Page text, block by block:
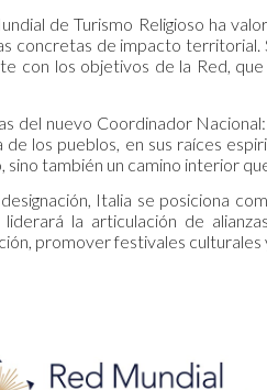
de Turismo Religioso ha
concretas de impacto territorial.
con los objetivos de la Red,
del nuevo Coordinador
de los pueblos, en sus raíces
sino también un camino interior
Italia se posiciona
liderará la articulación de
promover festivales culturales